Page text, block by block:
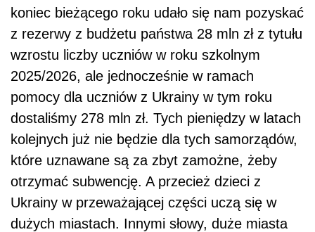
koniec bieżącego roku udało się nam pozyskać
z rezerwy z budżetu państwa 28 mln zł z tytułu
wzrostu liczby uczniów w roku szkolnym
2025/2026, ale jednocześnie w ramach
pomocy dla uczniów z Ukrainy w tym roku
dostaliśmy 278 mln zł. Tych pieniędzy w latach
kolejnych już nie będzie dla tych samorządów,
które uznawane są za zbyt zamożne, żeby
otrzymać subwencję. A przecież dzieci z
Ukrainy w przeważającej części uczą się w
dużych miastach. Innymi słowy, duże miasta